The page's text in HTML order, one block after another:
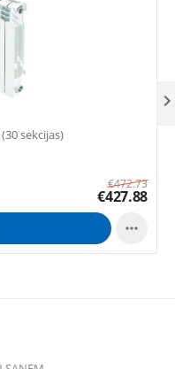
sekcijas)
€472.73
€427.88
